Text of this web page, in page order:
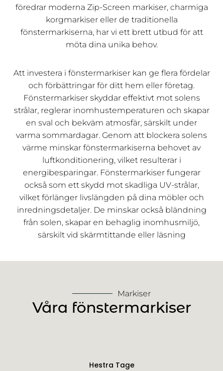
föredrar moderna Zip-Screen markiser, charmiga
korgmarkiser eller de traditionella
fönstermarkiserna, har vi ett brett utbud för att
möta dina unika behov.
Att investera i fönstermarkiser kan ge flera fördelar
och förbättringar för ditt hem eller företag.
Fönstermarkiser skyddar effektivt mot solens
strålar, reglerar inomhustemperaturen och skapar
en sval och bekväm atmosfär, särskilt under
varma sommardagar. Genom att blockera solens
värme minskar fönstermarkiserna behovet av
luftkonditionering, vilket resulterar i
energibesparingar. Fönstermarkiser fungerar
också som ett skydd mot skadliga UV-strålar,
vilket förlänger livslängden på dina möbler och
inredningsdetaljer. De minskar också bländning
från solen, skapar en behaglig inomhusmiljö,
särskilt vid skärmtittande eller läsning
Markiser
Våra fönstermarkiser
Hestra Tage